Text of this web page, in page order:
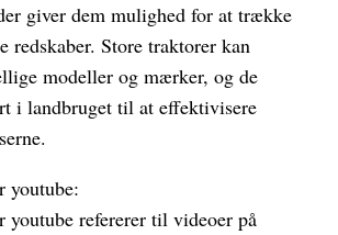
giver dem mulighed for at trække
redskaber. Store traktorer kan
modeller og mærker, og de
i landbruget til at effektivisere
youtube:
youtube refererer til videoer på